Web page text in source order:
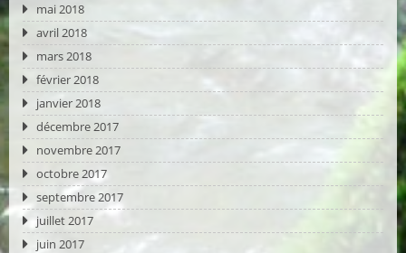
mai 2018
avril 2018
mars 2018
février 2018
janvier 2018
décembre 2017
novembre 2017
octobre 2017
septembre 2017
juillet 2017
juin 2017